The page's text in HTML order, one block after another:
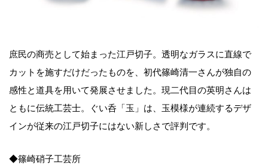
庶民の商売として始まった江戸切子。透明なガラスに直線で
カットを施すだけだったものを、初代篠崎清一さんが独自の
感性と道具を用いて発展させました。現二代目の英明さんは
ともに伝統工芸士。ぐい呑「玉」は、玉模様が連続するデザ
インが従来の江戸切子にはない新しさで評判です。
◆篠崎硝子工芸所